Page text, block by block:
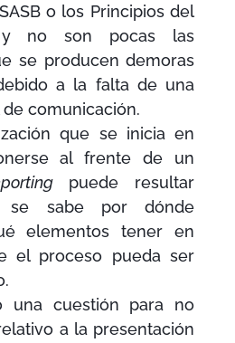
o los Principios del
y no son pocas las
se producen demoras
a la falta de una
comunicación.
que se inicia en
al frente de un
puede resultar
sabe por dónde
elementos tener en
el proceso pueda ser
una cuestión para no
a la presentación